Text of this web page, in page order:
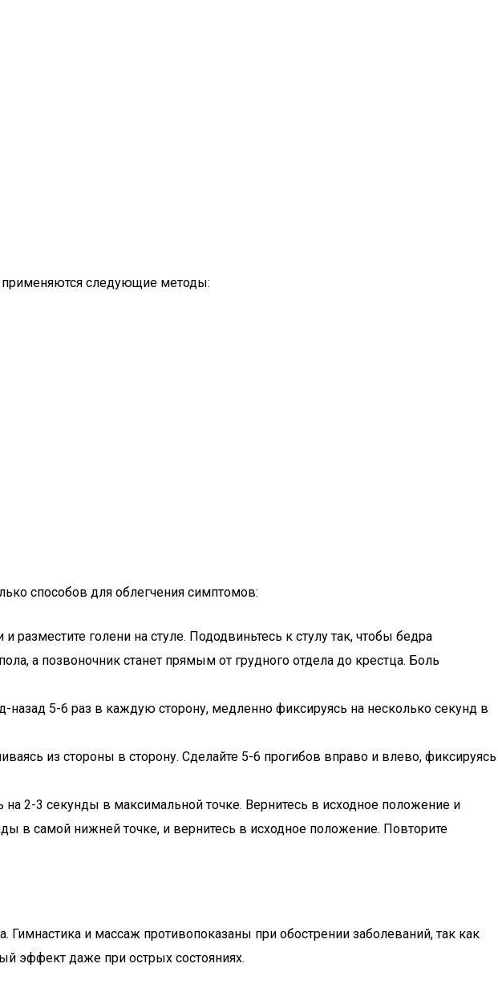
применяются следующие методы:
способов для облегчения симптомов:
разместите голени на стуле. Пододвиньтесь к стулу так, чтобы бедра
а позвоночник станет прямым от грудного отдела до крестца. Боль
назад 5-6 раз в каждую сторону, медленно фиксируясь на несколько секунд в
из стороны в сторону. Сделайте 5-6 прогибов вправо и влево, фиксируясь
2-3 секунды в максимальной точке. Вернитесь в исходное положение и
в самой нижней точке, и вернитесь в исходное положение. Повторите
Гимнастика и массаж противопоказаны при обострении заболеваний, так как
эффект даже при острых состояниях.